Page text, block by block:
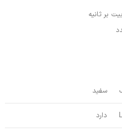
سفید
دارد